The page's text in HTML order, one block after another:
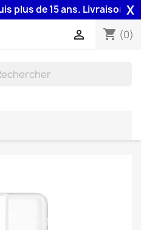
de 15 ans. Livraison 48H
X
shopping_cart (0)
